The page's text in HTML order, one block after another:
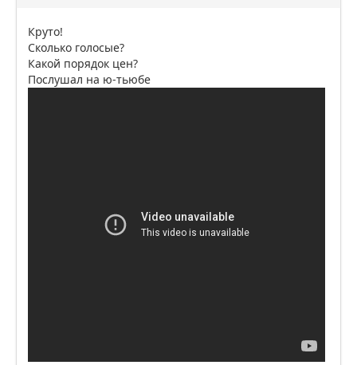
Круто!
Сколько голосые?
Какой порядок цен?
Послушал на ю-тьюбе